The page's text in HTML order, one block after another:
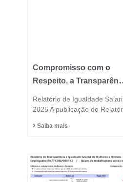
Compromisso com o
Respeito, a
DNA do Grupo Fast
Relatório de Igualdade
2025 A publicação do
Saiba mais